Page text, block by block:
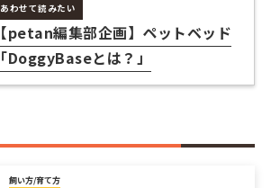
あわせて読みたい
【petan編集部企画】ペットベッド
「DoggyBaseとは？」
飼い方/育て方